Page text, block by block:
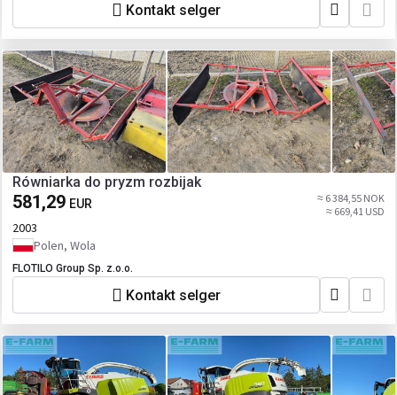
Kontakt selger
Równiarka do pryzm rozbijak
581,29 EUR
≈ 6 384,55 NOK
≈ 669,41 USD
2003
Polen, Wola
FLOTILO Group Sp. z.o.o.
Kontakt selger